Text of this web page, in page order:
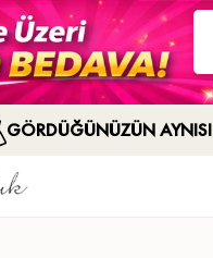
GÖRDÜĞÜNÜZÜN AYNISI